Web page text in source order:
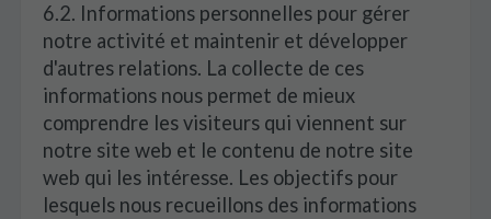
6.2. Informations personnelles pour gérer
notre activité et maintenir et développer
d'autres relations. La collecte de ces
informations nous permet de mieux
comprendre les visiteurs qui viennent sur
notre site web et le contenu de notre site
web qui les intéresse. Les objectifs pour
lesquels nous recueillons des informations